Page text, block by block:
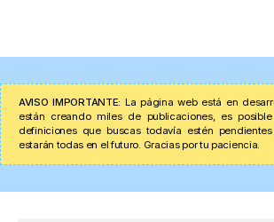
AVISO IMPORTANTE: La página web está en
están creando miles de publicaciones, es
definiciones que buscas todavía estén
estarán todas en el futuro. Gracias por tu paciencia.